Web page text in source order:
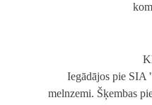
Iegādājos pie SIA
melnzemi. Šķembas